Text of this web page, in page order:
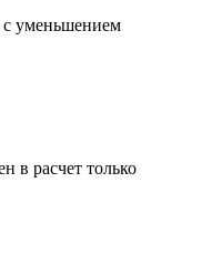
с уменьшением
в расчет только